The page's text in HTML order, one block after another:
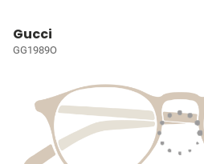
Gucci
GG1989O